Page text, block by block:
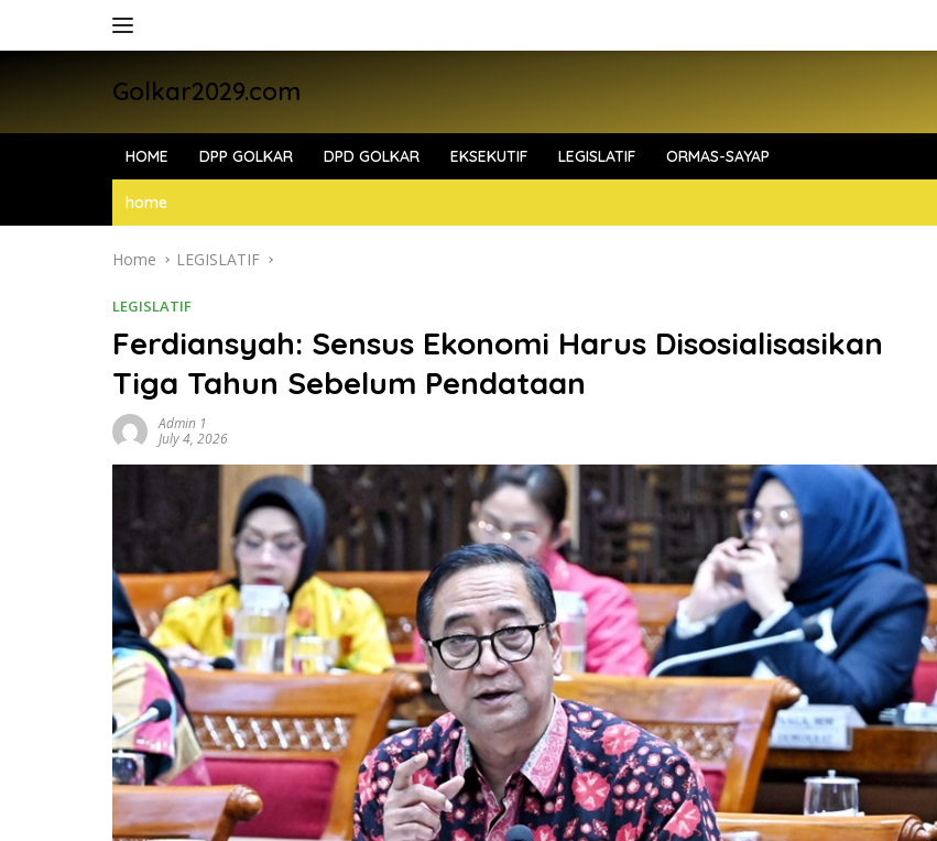
Golkar2029.com
HOME DPP GOLKAR DPD GOLKAR EKSEKUTIF LEGISLATIF ORMAS-SAYAP
home
Home LEGISLATIF
LEGISLATIF
Ferdiansyah: Sensus Ekonomi Harus Disosialisasikan
Tiga Tahun Sebelum Pendataan
Admin 1
July 4, 2026